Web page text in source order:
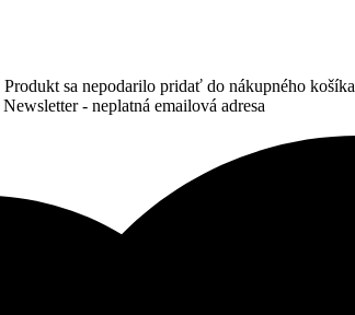
Produkt sa nepodarilo pridať do nákupného košíka
Newsletter - neplatná emailová adresa